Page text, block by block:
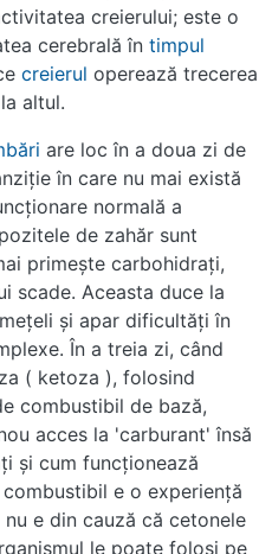
creierului; este o
cerebrală în timpul
creierul operează trecerea
altul.
are loc în a doua zi de
în care nu mai există
normală a
de zahăr sunt
primeşte carbohidraţi,
scade. Aceasta duce la
şi apar dificultăţi în
În a treia zi, când
( ketoza ), folosind
combustibil de bază,
acces la 'carburant' însă
şi cum funcţionează
e o experienţă
e din cauză că cetonele
le poate folosi pe